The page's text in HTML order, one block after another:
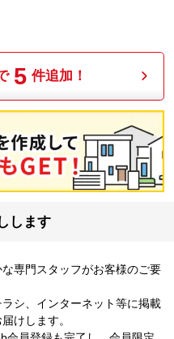
5 件追加！
します
専門スタッフがお客様のご要
シ、インターネット等に掲載
けします。